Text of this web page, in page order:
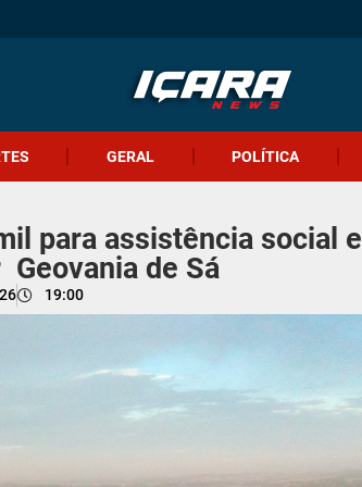
GERAL POLÍTICA
para assistência social e
de Sá
19:00